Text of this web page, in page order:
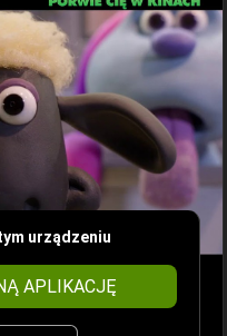
urządzeniu
APLIKACJĘ